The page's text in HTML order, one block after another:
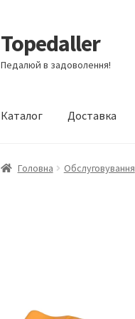
Перейти
до
навігації
Перейти
до
вмісту
Topedaller
Педалюй в задоволення!
Каталог Доставка
Головна Обслуговування